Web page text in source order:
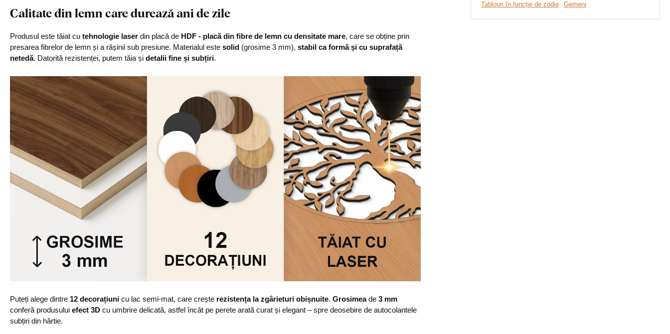
Calitate din lemn care durează ani de zile
Produsul este tăiat cu tehnologie laser din placă de HDF - placă din fibre de lemn cu densitate mare, care se obține prin
presarea fibrelor de lemn și a rășinii sub presiune. Materialul este solid (grosime 3 mm), stabil ca formă și cu suprafață
netedă. Datorită rezistenței, putem tăia și detalii fine și subțiri.
Puteți alege dintre 12 decorațiuni cu lac semi-mat, care crește rezistența la zgârieturi obișnuite. Grosimeade 3 mm
conferă produsului efect 3D cu umbrire delicată, astfel încât pe perete arată curat și elegant – spre deosebire de autocolantele
subțiri din hârtie.
Tablouri în funcție de zodie
Gemeni